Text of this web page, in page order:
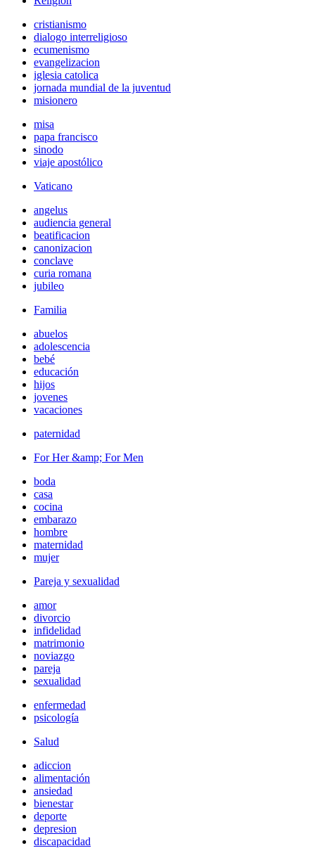
cristianismo
dialogo interreligioso
ecumenismo
evangelizacion
iglesia catolica
jornada mundial de la juventud
misionero
misa
papa francisco
sinodo
viaje apostólico
Vaticano
angelus
audiencia general
beatificacion
canonizacion
conclave
curia romana
jubileo
Familia
abuelos
adolescencia
bebé
educación
hijos
jovenes
vacaciones
paternidad
For Her &amp; For Men
boda
casa
cocina
embarazo
hombre
maternidad
mujer
Pareja y sexualidad
amor
divorcio
infidelidad
matrimonio
noviazgo
pareja
sexualidad
enfermedad
psicología
Salud
adiccion
alimentación
ansiedad
bienestar
deporte
depresion
discapacidad